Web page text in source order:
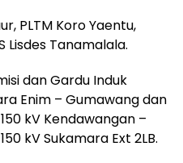
PLTM Koro Yaentu,
Lisdes Tanamalala.
dan Gardu Induk
Enim – Gumawang dan
kV Kendawangan –
kV Sukamara Ext 2LB.